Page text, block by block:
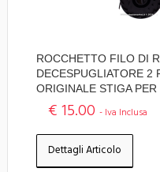
ROCCHETTO FILO DI
DECESPUGLIATORE 2
ORIGINALE STIGA
€ 15.00 - Iva Inclusa
Dettagli Articolo